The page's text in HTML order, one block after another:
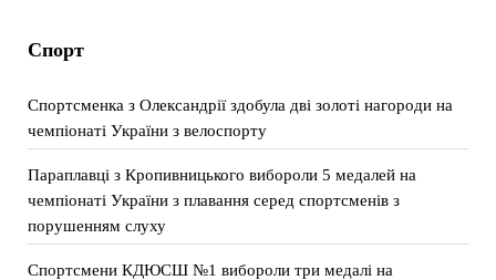
Спорт
Спортсменка з Олександрії здобула дві золоті нагороди на
чемпіонаті України з велоспорту
Параплавці з Кропивницького вибороли 5 медалей на
чемпіонаті України з плавання серед спортсменів з
порушенням слуху
Спортсмени КДЮСШ №1 вибороли три медалі на